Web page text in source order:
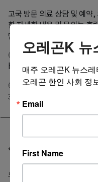
고국 방문 의료 상담 및 예약
한 자세한 내용 및 문의는 휴
면 된다.
◎ Kakao ID : huramkorea
huram@huram.kr
◎ 한국 직통 무료 전화(Call
364-8726)
Post navigation
“여성 갱년기, 가볍게 여기지
노인 건강 위협하는 3대 질환, 겨
오레곤K 뉴
매주 오레곤K 뉴스
오레곤 한인 사회 정
Email
First Name